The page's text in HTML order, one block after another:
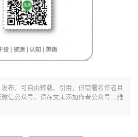
发布，可自由转载、引用，但需署名作者且
信公众号，请在文末添加作者公众号二维